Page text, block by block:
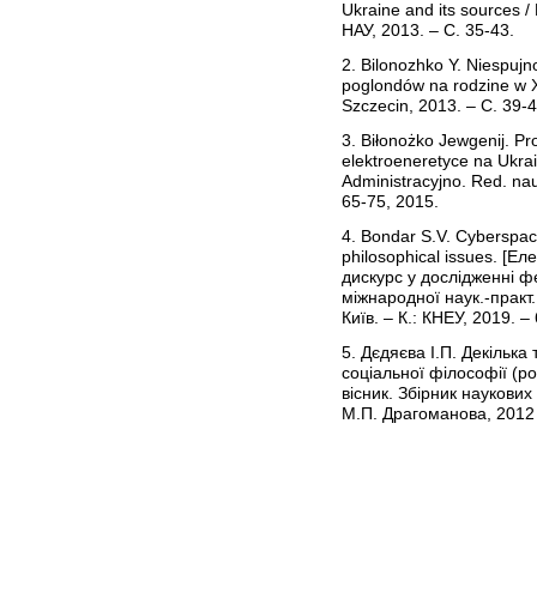
Ukraine and its sources
НАУ, 2013. – С. 35-43.
2. Bilonozhko Y.
poglondów na rodzine w
Szczecin, 2013. – С. 39-
3. Biłonożko Jewgenij.
elektroeneretyce na
Administracyjno. Red.
65-75, 2015.
4. Bondar S.V.
philosophical issues.
дискурс у дослідженні
міжнародної наук.-
Київ. – К.: КНЕУ, 2019. –
5. Дєдяєва І.П.
соціальної філософії
вісник. Збірник
М.П. Драгоманова, 2012